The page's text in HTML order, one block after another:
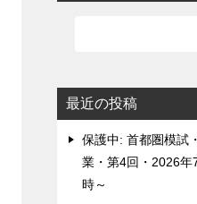
最近の投稿
保護中: 首都圏模試
業・第4回・2026
時～